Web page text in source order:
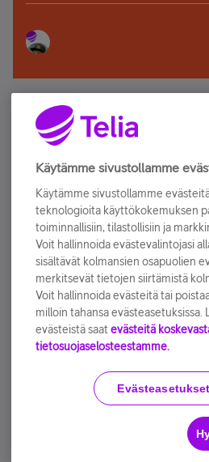
Älä jää paitsi – osallistu
Tilaa Telian uutiskirje ja olet
sähköpostiisi.
Tilaa nyt
Käyttöehdot
Käytämme sivustollamme
Käytämme sivustollamme
teknologioita käyttökokemuksen
toiminnallisiin, tilastollisiin ja
Voit hallinnoida evästevalintojasi
sisältävät kolmansien osapuolien
merkitsevät tietojen siirtämistä
Voit hallinnoida evästeitä tai
milloin tahansa evästeasetuksissa.
evästeistä saat evästeitä
tietosuojaselosteestamme.
Evästeasetukset